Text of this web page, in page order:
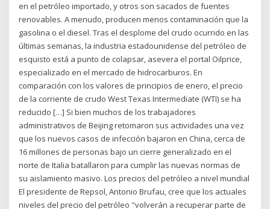
en el petróleo importado, y otros son sacados de fuentes
renovables. A menudo, producen menos contaminación que la
gasolina o el diesel. Tras el desplome del crudo ocurrido en las
últimas semanas, la industria estadounidense del petróleo de
esquisto está a punto de colapsar, asevera el portal Oilprice,
especializado en el mercado de hidrocarburos. En
comparación con los valores de principios de enero, el precio
de la corriente de crudo West Texas Intermediate (WTI) se ha
reducido […] Si bien muchos de los trabajadores
administrativos de Beijing retomaron sus actividades una vez
que los nuevos casos de infección bajaron en China, cerca de
16 millones de personas bajo un cierre generalizado en el
norte de Italia batallaron para cumplir las nuevas normas de
su aislamiento masivo. Los precios del petróleo a nivel mundial
El presidente de Repsol, Antonio Brufau, cree que los actuales
niveles del precio del petróleo "volverán a recuperar parte de